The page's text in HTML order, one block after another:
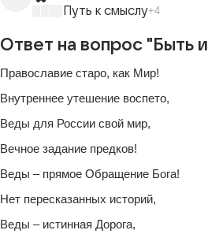
Путь к смыслу+4
Ответ на вопрос "Быть
Православие старо, как Мир!
Внутреннее утешение воспето,
Веды для России свой мир,
Вечное задание предков!
Веды – прямое Обращение Бога!
Нет пересказанных историй,
Веды – истинная Дорога,